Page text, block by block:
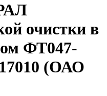
очистки в
ФТ047-
(ОАО